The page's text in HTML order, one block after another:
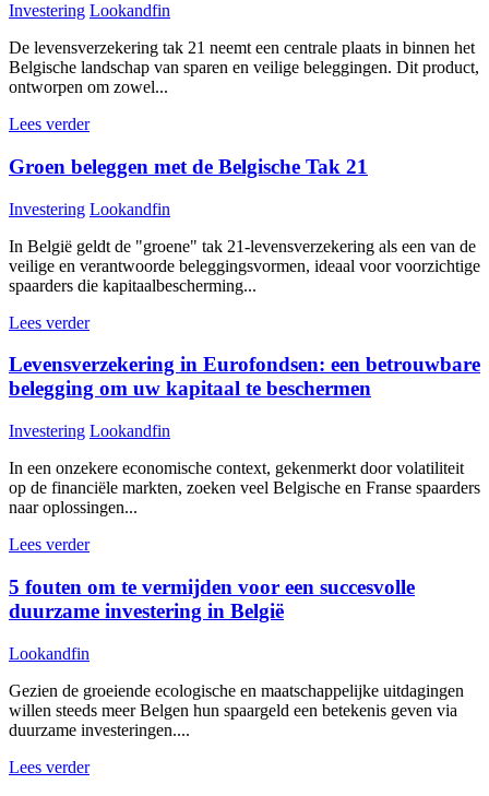
Investering Lookandfin
De levensverzekering tak 21 neemt een centrale plaats in binnen het
Belgische landschap van sparen en veilige beleggingen. Dit product,
ontworpen om zowel...
Lees verder
Groen beleggen met de Belgische Tak 21
Investering Lookandfin
In België geldt de "groene" tak 21-levensverzekering als een van de
veilige en verantwoorde beleggingsvormen, ideaal voor voorzichtige
spaarders die kapitaalbescherming...
Lees verder
Levensverzekering in Eurofondsen: een betrouwbare
belegging om uw kapitaal te beschermen
Investering Lookandfin
In een onzekere economische context, gekenmerkt door volatiliteit
op de financiële markten, zoeken veel Belgische en Franse spaarders
naar oplossingen...
Lees verder
5 fouten om te vermijden voor een succesvolle
duurzame investering in België
Lookandfin
Gezien de groeiende ecologische en maatschappelijke uitdagingen
willen steeds meer Belgen hun spaargeld een betekenis geven via
duurzame investeringen....
Lees verder